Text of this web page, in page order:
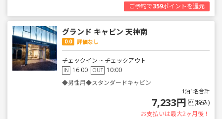
ご予約で359ポイントを還元
グランド キャビン 天神南
0.0 評価なし
チェックイン ~ チェックアウト
IN 16:00 OUT 10:00
◆男性用◆スタンダードキャビン
1泊1名合計
7,233円 (税込)
お支払いは最大2ヶ月後！